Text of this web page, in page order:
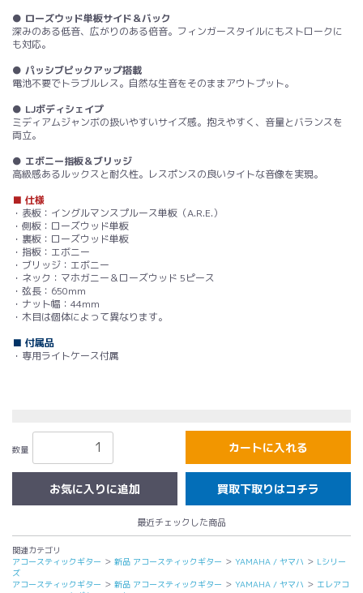
● ローズウッド単板サイド＆バック
深みのある低音、広がりのある倍音。フィンガースタイルにもストロークに
も対応。
● パッシブピックアップ搭載
電池不要でトラブルレス。自然な生音をそのままアウトプット。
● LJボディシェイプ
ミディアムジャンボの扱いやすいサイズ感。抱えやすく、音量とバランスを
両立。
● エボニー指板＆ブリッジ
高級感あるルックスと耐久性。レスポンスの良いタイトな音像を実現。
■ 仕様
・表板：イングルマンスプルース単板（A.R.E.）
・側板：ローズウッド単板
・裏板：ローズウッド単板
・指板：エボニー
・ブリッジ：エボニー
・ネック：マホガニー＆ローズウッド 5ピース
・弦長：650mm
・ナット幅：44mm
・木目は個体によって異なります。
■ 付属品
・専用ライトケース付属
数量 カートに入れる
買取下取りはコチラ
最近チェックした商品
関連カテゴリ
アコースティックギター ＞ 新品 アコースティックギター ＞ YAMAHA / ヤマハ ＞ Lシリー
ズ
アコースティックギター ＞ 新品 アコースティックギター ＞ YAMAHA / ヤマハ ＞ エレアコ